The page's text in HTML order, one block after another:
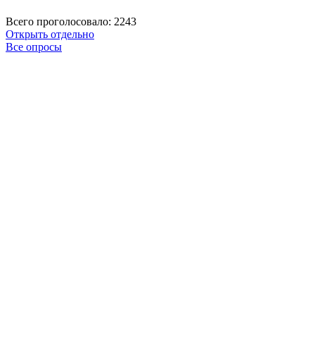
Всего проголосовало: 2243
Открыть отдельно
Все опросы